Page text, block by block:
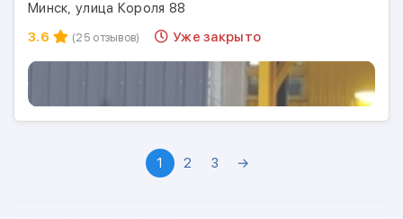
Минск, улица Короля 88
3.6
(25 отзывов) Уже закрыто
1 2 3 →